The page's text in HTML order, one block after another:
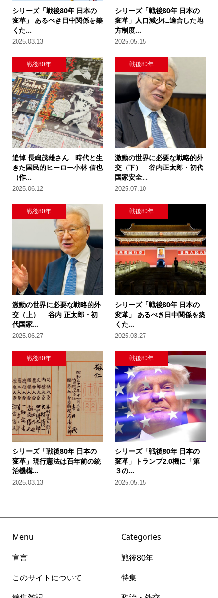
シリーズ「戦後80年 日本の
変革」 あるべき日中関係を築
くた...
2025.03.13
シリーズ「戦後80年 日本の
変革」人口減少に適合した地
方制度...
2025.05.15
戦後80年
追悼 長嶋茂雄さん 時代と生
きた国民的ヒーロー小林 信也
（作...
2025.06.12
戦後80年
激動の世界に必要な戦略的外
交（下） 谷内正太郎・初代
国家安全...
2025.07.10
戦後80年
激動の世界に必要な戦略的外
交（上） 谷内 正太郎・初
代国家...
2025.06.27
戦後80年
シリーズ「戦後80年 日本の
変革」 あるべき日中関係を築
くた...
2025.03.27
戦後80年
シリーズ「戦後80年 日本の
変革」現行憲法は百年前の統
治機構...
2025.03.13
戦後80年
シリーズ「戦後80年 日本の
変革」トランプ2.0機に「第
３の...
2025.05.15
Menu
宣言
このサイトについて
Categories
戦後80年
特集